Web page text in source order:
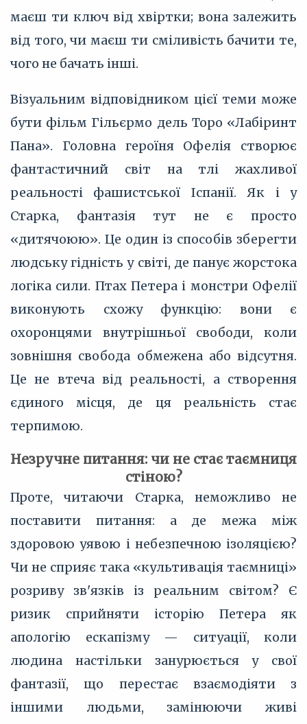
маєш ти ключ від хвіртки; вона залежить
від того, чи маєш ти сміливість бачити те,
чого не бачать інші.
Візуальним відповідником цієї теми може
бути фільм Гільєрмо дель Торо «Лабіринт
Пана». Головна героїня Офелія створює
фантастичний світ на тлі жахливої
реальності фашистської Іспанії. Як і у
Старка, фантазія тут не є просто
«дитячоюю». Це один із способів зберегти
людську гідність у світі, де панує жорстока
логіка сили. Птах Петера і монстри Офелії
виконують схожу функцію: вони є
охоронцями внутрішньої свободи, коли
зовнішня свобода обмежена або відсутня.
Це не втеча від реальності, а створення
єдиного місця, де ця реальність стає
терпимою.
Незручне питання: чи не стає таємниця
стіною?
Проте, читаючи Старка, неможливо не
поставити питання: а де межа між
здоровою уявою і небезпечною ізоляцією?
Чи не сприяє така «культивація таємниці»
розриву зв'язків із реальним світом? Є
ризик сприйняти історію Петера як
апологію ескапізму — ситуації, коли
людина настільки занурюється у свої
фантазії, що перестає взаємодіяти з
іншими людьми, замінюючи живі